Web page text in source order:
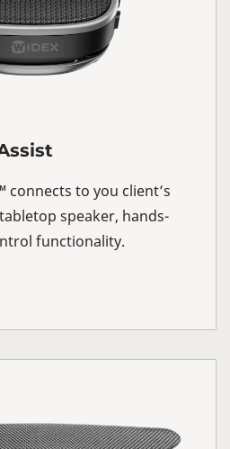
connects to you client’s
speaker, hands-
functionality.